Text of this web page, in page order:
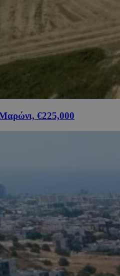
€225,000